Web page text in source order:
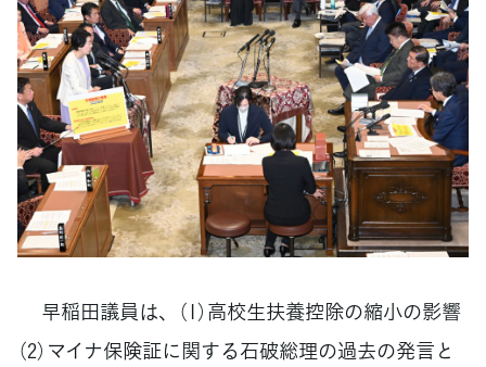
早稲田議員は、（1）高校生扶養控除の縮小の影響
（2）マイナ保険証に関する石破総理の過去の発言と